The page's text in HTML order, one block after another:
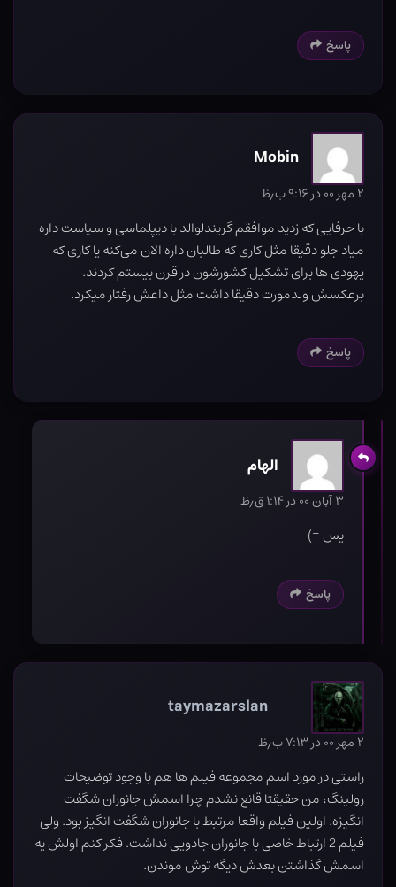
پاسخ
Mobin
۲ مهر ۰۰ در ۹:۱۶ ب٫ظ
با حرفایی که زدید موافقم گریندلوالد با دیپلماسی و سیاست داره
میاد جلو دقیقا مثل کاری که طالبان داره الان می‌کنه یا کاری که
یهودی ها برای تشکیل کشورشون در قرن بیستم کردند.
برعکسش ولدمورت دقیقا داشت مثل داعش رفتار میکرد.
پاسخ
الهام
۳ آبان ۰۰ در ۱:۱۴ ق٫ظ
یس =)
پاسخ
taymazarslan
۲ مهر ۰۰ در ۷:۱۳ ب٫ظ
راستی در مورد اسم مجموعه فیلم ها هم با وجود توضیحات
رولینگ، من حقیقتا قانع نشدم چرا اسمش جانوران شگفت
انگیزه. اولین فیلم واقعا مرتبط با جانوران شگفت انگیز بود. ولی
فیلم 2 ارتباط خاصی با جانوران جادویی نداشت. فکر کنم اولش یه
اسمش گذاشتن بعدش دیگه توش موندن.